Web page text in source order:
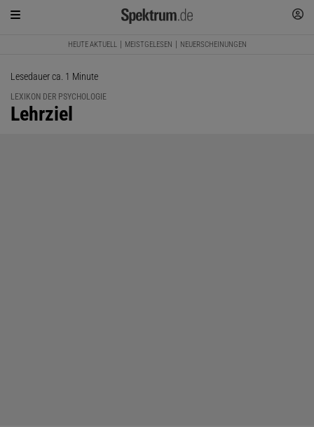
HEUTE AKTUELL MEISTGELESEN NEUERSCHEINUNGEN
Lesedauer ca. 1 Minute
LEXIKON DER PSYCHOLOGIE
:
Lehrziel